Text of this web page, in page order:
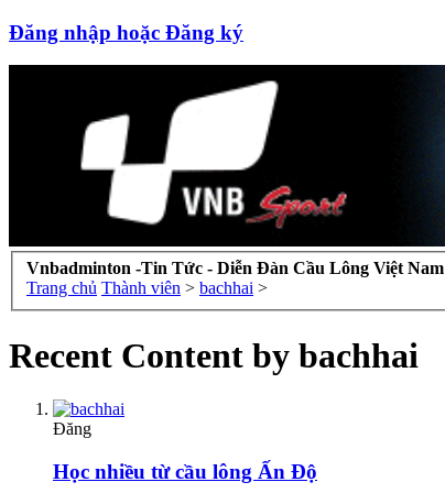
Đăng nhập hoặc Đăng ký
Vnbadminton -Tin Tức - Diễn Đàn Cầu Lông Việt Nam
Trang chủ Thành viên > bachhai >
Recent Content by bachhai
Đăng
Học nhiều từ cầu lông Ấn Độ